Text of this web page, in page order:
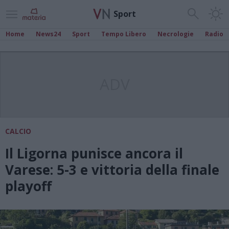
Sport
Home News24 Sport Tempo Libero Necrologie Radio
CALCIO
Il Ligorna punisce ancora il
Varese: 5-3 e vittoria della finale
playoff